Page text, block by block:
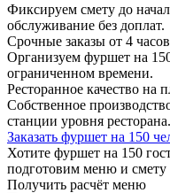
Фиксируем смету до
обслуживание без доплат.
Срочные заказы от 4 часов
Организуем фуршет на
ограниченном времени.
Ресторанное качество на
Собственное
станции уровня ресторана.
Заказать фуршет на 150
Хотите фуршет на 150
подготовим меню и смету
Получить расчёт меню